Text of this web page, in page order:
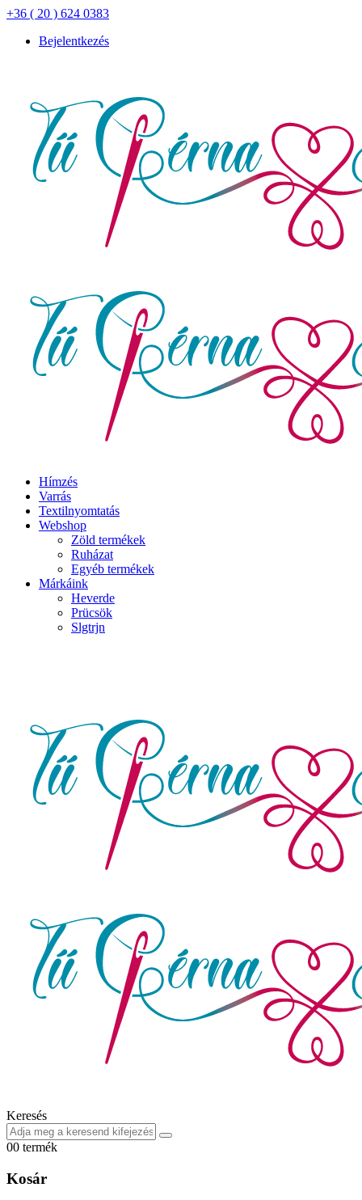
+36 ( 20 ) 624 0383
Bejelentkezés
Hímzés
Varrás
Textilnyomtatás
Webshop
Zöld termékek
Ruházat
Egyéb termékek
Márkáink
Heverde
Prücsök
Slgtrjn
Keresés
00 termék
Kosár